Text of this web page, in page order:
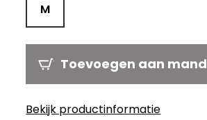
M
Toevoegen aan mand
Bekijk productinformatie